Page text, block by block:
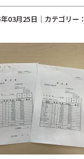
03月25日｜カテゴリー：